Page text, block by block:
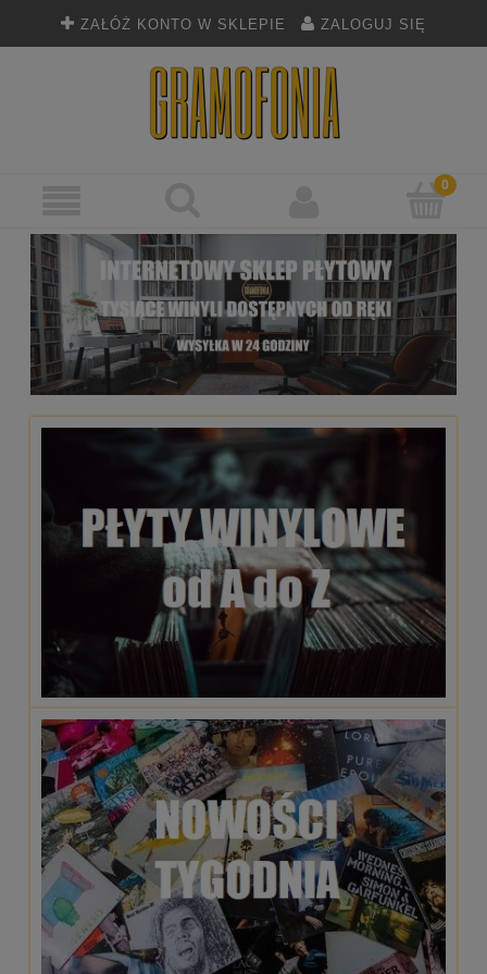
ZAŁÓŻ KONTO W SKLEPIE ZALOGUJ SIĘ